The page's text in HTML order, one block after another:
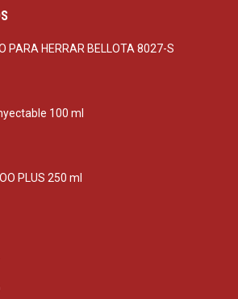
was:
PARA HERRAR BELLOTA 8027-S
100 ml
PLUS 250 ml